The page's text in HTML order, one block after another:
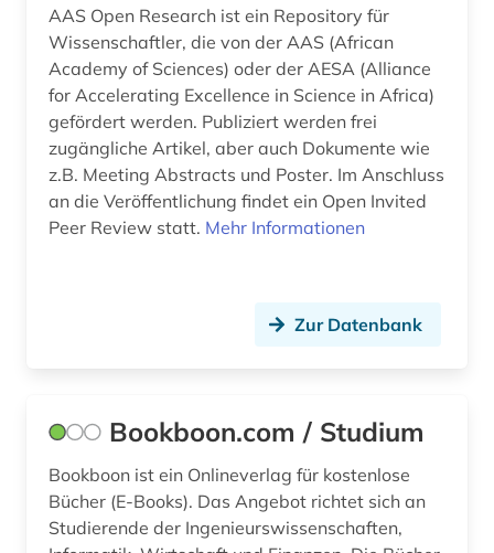
AAS Open Research ist ein Repository für
Wissenschaftler, die von der AAS (African
Academy of Sciences) oder der AESA (Alliance
for Accelerating Excellence in Science in Africa)
gefördert werden. Publiziert werden frei
zugängliche Artikel, aber auch Dokumente wie
z.B. Meeting Abstracts und Poster. Im Anschluss
an die Veröffentlichung findet ein Open Invited
Peer Review statt. Mehr Informationen
Zur Datenbank
Bookboon.com / Studium
Bookboon ist ein Onlineverlag für kostenlose
Bücher (E-Books). Das Angebot richtet sich an
Studierende der Ingenieurswissenschaften,